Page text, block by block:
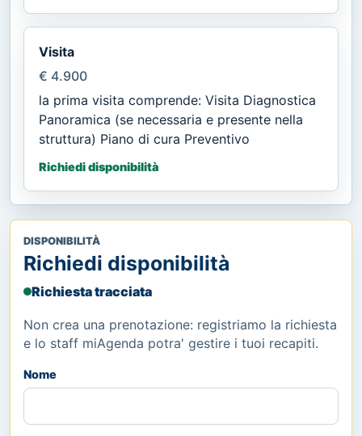
Visita
€ 4.900
la prima visita comprende: Visita Diagnostica
Panoramica (se necessaria e presente nella
struttura) Piano di cura Preventivo
Richiedi disponibilità
DISPONIBILITÀ
Richiedi disponibilità
Richiesta tracciata
Non crea una prenotazione: registriamo la richiesta
e lo staff miAgenda potra' gestire i tuoi recapiti.
Nome